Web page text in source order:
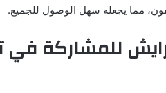
مما يجعله سهل الوصول للجميع.
للمشاركة في